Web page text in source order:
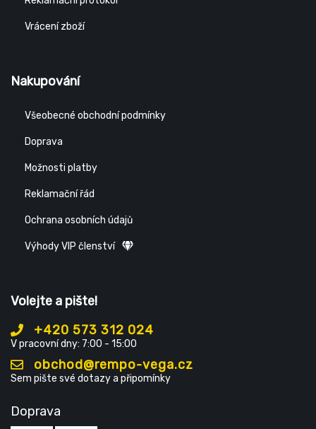
Vrácení zboží
Nakupování
Všeobecné obchodní podmínky
Doprava
Možnosti platby
Reklamační řád
Ochrana osobních údajů
Výhody VIP členství
Volejte a pište!
+420 573 312 024
V pracovní dny: 7:00 - 15:00
obchod@rempo-vega.cz
Sem pište své dotazy a připomínky
Doprava